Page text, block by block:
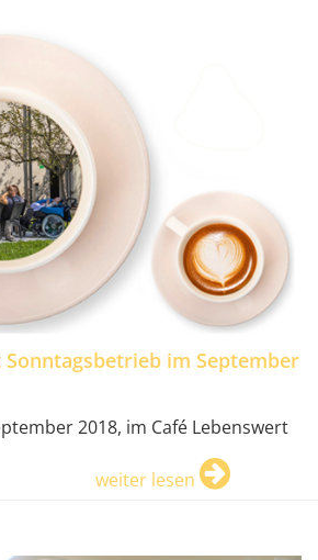
Sonntagsbetrieb im September
2018, im Café Lebenswert
weiter lesen